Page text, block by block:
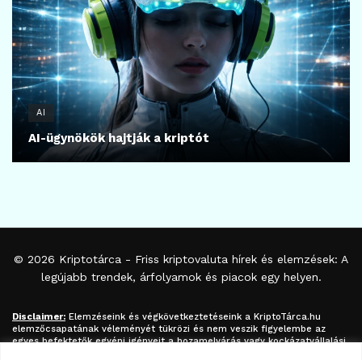
AI
AI-ügynökök hajtják a kriptót
© 2026 Kriptotárca - Friss kriptovaluta hírek és elemzések: A
legújabb trendek, árfolyamok és piacok egy helyen.
Disclaimer: Elemzéseink és végkövetkeztetéseink a KriptoTárca.hu
elemzőcsapatának véleményét tükrözi és nem veszik figyelembe az
egyes befektetők egyéni igényeit a hozamelvárás vagy kockázatvállalási